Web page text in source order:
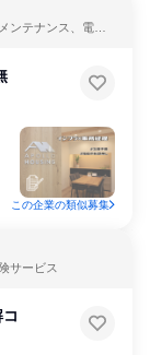
ンテナンス、電
この企業の類似募集
サービス